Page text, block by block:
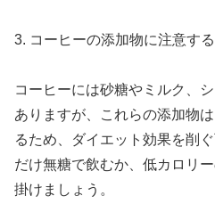
3. コーヒーの添加物に注意する
コーヒーには砂糖やミルク、
ありますが、これらの添加物
るため、ダイエット効果を削
だけ無糖で飲むか、低カロリ
掛けましょう。